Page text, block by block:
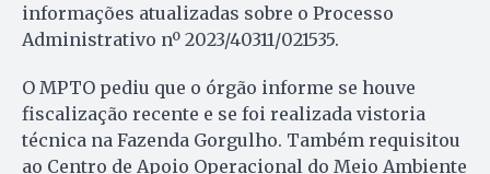
informações atualizadas sobre o Processo
Administrativo nº 2023/40311/021535.
O MPTO pediu que o órgão informe se houve
fiscalização recente e se foi realizada vistoria
técnica na Fazenda Gorgulho. Também requisitou
ao Centro de Apoio Operacional do Meio Ambiente